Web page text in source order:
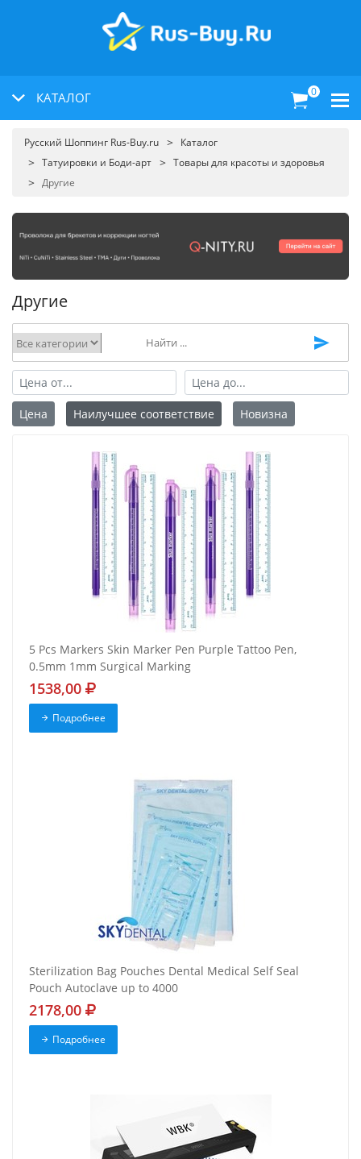
КАТАЛОГ 0
Русский Шоппинг Rus-Buy.ru
Каталог
Татуировки и Боди-арт
Товары для красоты и здоровья
Другие
Другие
Цена Наилучшее соответствие Новизна
5 Pcs Markers Skin Marker Pen Purple Tattoo Pen,
0.5mm 1mm Surgical Marking
1538,00
Подробнее
Sterilization Bag Pouches Dental Medical Self Seal
Pouch Autoclave up to 4000
2178,00
Подробнее